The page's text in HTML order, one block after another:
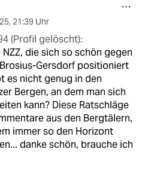
, 21:39 Uhr
(Profil gelöscht):
die sich so schön gegen
Gersdorf positioniert
es nicht genug in den
Bergen, an dem man sich
kann? Diese Ratschläge
aus den Bergtälern,
immer so den Horizont
danke schön, brauche ich